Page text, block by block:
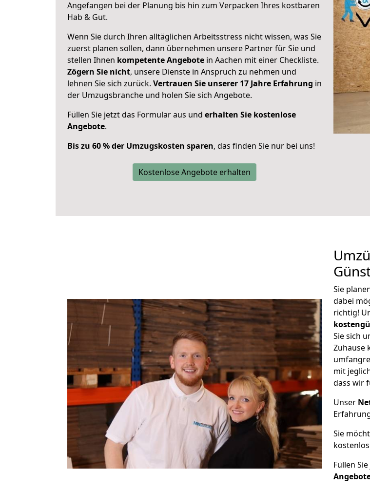
Angefangen bei der Planung bis hin zum Verpacken Ihres kostbaren
Hab & Gut.
Wenn Sie durch Ihren alltäglichen Arbeitsstress nicht wissen, was Sie
zuerst planen sollen, dann übernehmen unsere Partner für Sie und
stellen Ihnen kompetente Angebote in Aachen mit einer Checkliste.
Zögern Sie nicht, unsere Dienste in Anspruch zu nehmen und
lehnen Sie sich zurück. Vertrauen Sie unserer 17 Jahre Erfahrung in
der Umzugsbranche und holen Sie sich Angebote.
Füllen Sie jetzt das Formular aus und erhalten Sie kostenlose
Angebote.
Bis zu 60 % der Umzugskosten sparen, das finden Sie nur bei uns!
Kostenlose Angebote erhalten
Sie
dabei
richtig!
Sie sich
Zuhause
mit
dass wir
Unser
Sie
Füllen